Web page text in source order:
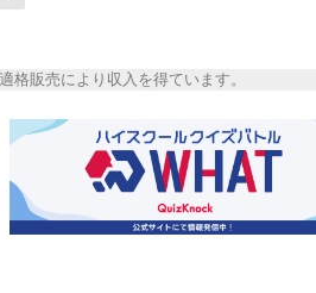
格販売により収入を得ています。